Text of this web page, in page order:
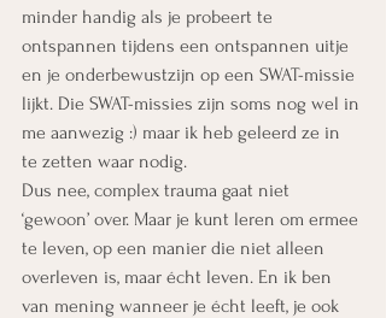
minder handig als je probeert te
ontspannen tijdens een ontspannen uitje
en je onderbewustzijn op een SWAT-missie
lijkt. Die SWAT-missies zijn soms nog wel in
me aanwezig :) maar ik heb geleerd ze in
te zetten waar nodig.
Dus nee, complex trauma gaat niet
‘gewoon’ over. Maar je kunt leren om ermee
te leven, op een manier die niet alleen
overleven is, maar écht leven. En ik ben
van mening wanneer je écht leeft, je ook